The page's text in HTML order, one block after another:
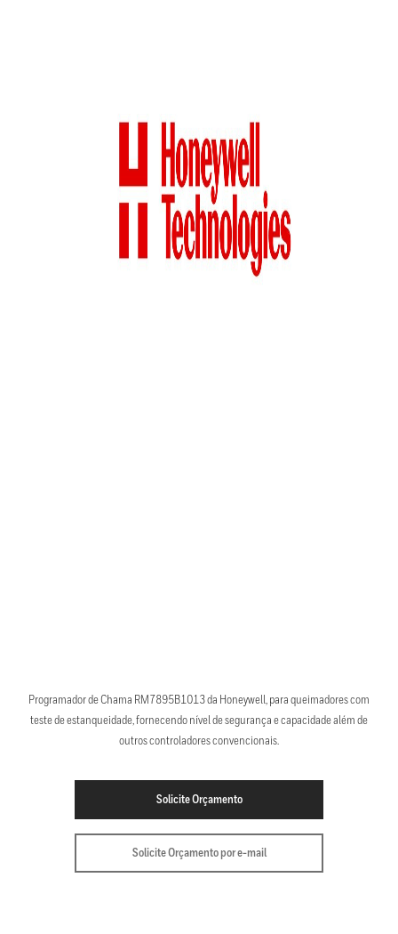
Programador de Chama RM7895B1013 da Honeywell, para queimadores com
teste de estanqueidade, fornecendo nível de segurança e capacidade além de
outros controladores convencionais.
Solicite Orçamento
Solicite Orçamento por e-mail